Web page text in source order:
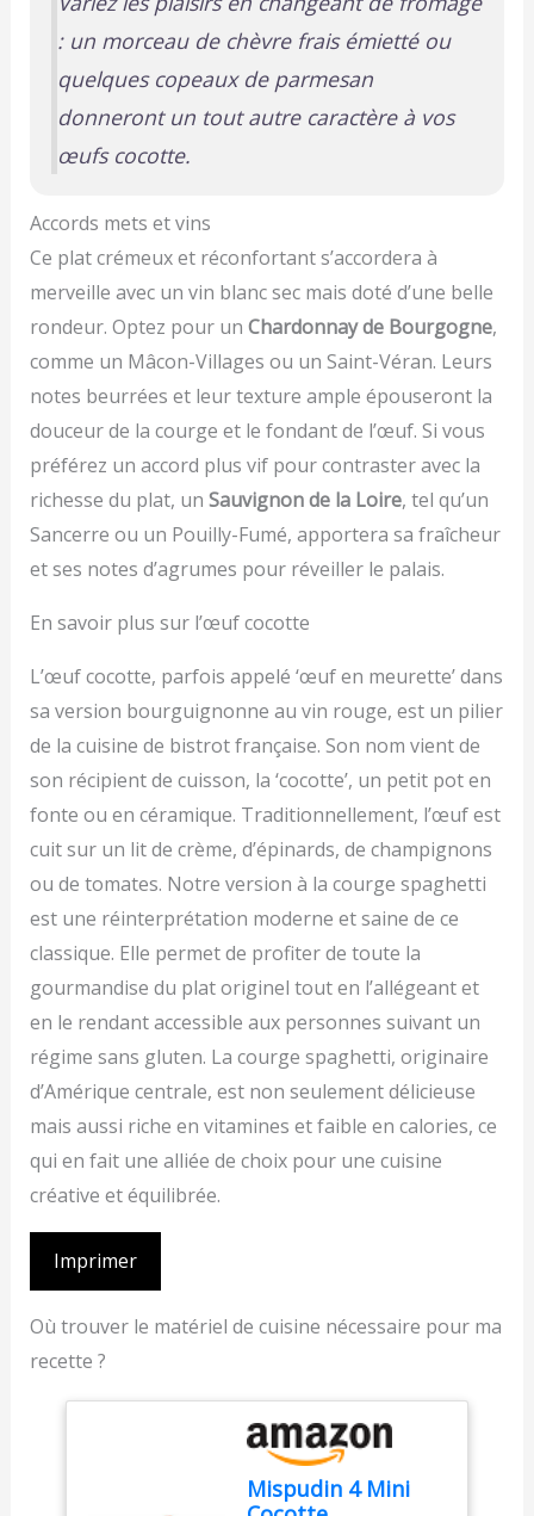
: un morceau de chèvre frais émietté ou
quelques copeaux de parmesan
donneront un tout autre caractère à vos
œufs cocotte.
Accords mets et vins
Ce plat crémeux et réconfortant s’accordera à
merveille avec un vin blanc sec mais doté d’une belle
rondeur. Optez pour un Chardonnay de Bourgogne,
comme un Mâcon-Villages ou un Saint-Véran. Leurs
notes beurrées et leur texture ample épouseront la
douceur de la courge et le fondant de l’œuf. Si vous
préférez un accord plus vif pour contraster avec la
richesse du plat, un Sauvignon de la Loire, tel qu’un
Sancerre ou un Pouilly-Fumé, apportera sa fraîcheur
et ses notes d’agrumes pour réveiller le palais.
En savoir plus sur l’œuf cocotte
L’œuf cocotte, parfois appelé ‘œuf en meurette’ dans
sa version bourguignonne au vin rouge, est un pilier
de la cuisine de bistrot française. Son nom vient de
son récipient de cuisson, la ‘cocotte’, un petit pot en
fonte ou en céramique. Traditionnellement, l’œuf est
cuit sur un lit de crème, d’épinards, de champignons
ou de tomates. Notre version à la courge spaghetti
est une réinterprétation moderne et saine de ce
classique. Elle permet de profiter de toute la
gourmandise du plat originel tout en l’allégeant et
en le rendant accessible aux personnes suivant un
régime sans gluten. La courge spaghetti, originaire
d’Amérique centrale, est non seulement délicieuse
mais aussi riche en vitamines et faible en calories, ce
qui en fait une alliée de choix pour une cuisine
créative et équilibrée.
Imprimer
Où trouver le matériel de cuisine nécessaire pour ma
recette ?
Mispudin 4 Mini